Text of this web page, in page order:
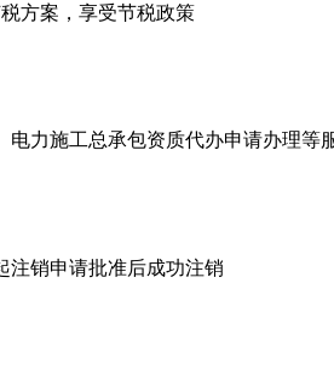
方案，享受节税政策
力施工总承包资质代办申请办理等
注销申请批准后成功注销